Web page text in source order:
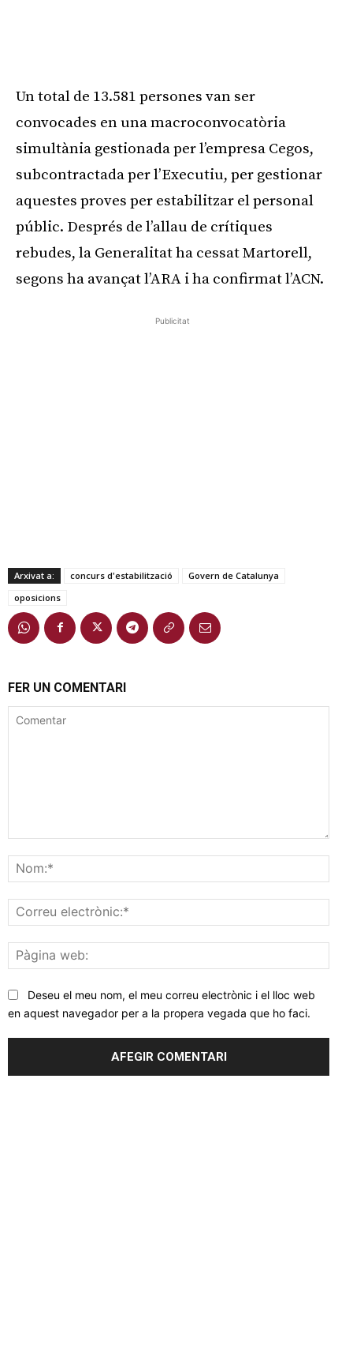
Un total de 13.581 persones van ser
convocades en una macroconvocatòria
simultània gestionada per l’empresa Cegos,
subcontractada per l’Executiu, per gestionar
aquestes proves per estabilitzar el personal
públic. Després de l’allau de crítiques
rebudes, la Generalitat ha cessat Martorell,
segons ha avançat l’ARA i ha confirmat l’ACN.
Publicitat
Arxivat a: concurs d'estabilització
Govern de Catalunya
oposicions
FER UN COMENTARI
web:
Deseu el meu nom, el meu correu electrònic i el lloc web
en aquest navegador per a la propera vegada que ho faci.